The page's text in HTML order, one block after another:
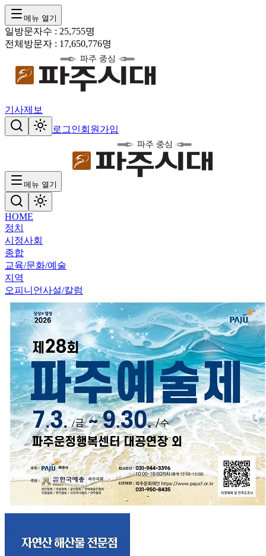
메뉴 열기
일방문자수 : 25,755명
전체방문자 : 17,650,776명
기사제보
로그인회원가입
메뉴 열기
HOME
정치
시정사회
종합
교육/문화/예술
지역
오피니언사설/칼럼